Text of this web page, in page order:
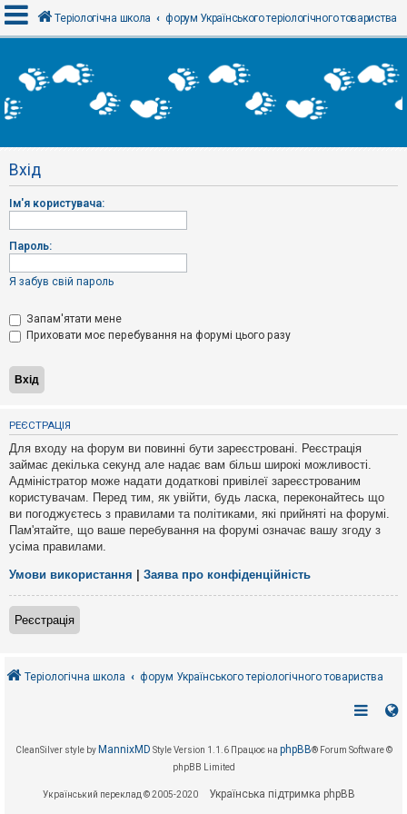
х
і
Р
є
т
р
а
і
Т
м
и
б
з
в
і
д
п
о
в
і
д
е
й
А
к
т
и
і
Теріологічна школа форум Українського теріологічного товариства
Вхід
Ім'я користувача:
Пароль:
Я забув свій пароль
Запам'ятати мене
Приховати моє перебування на форумі цього разу
РЕЄСТРАЦІЯ
Для входу на форум ви повинні бути зареєстровані. Реєстрація
займає декілька секунд але надає вам більш широкі можливості.
Адміністратор може надати додаткові привілеї зареєстрованим
користувачам. Перед тим, як увійти, будь ласка, переконайтесь що
ви погоджуєтесь з правилами та політиками, які прийняті на форумі.
Пам'ятайте, що ваше перебування на форумі означає вашу згоду з
усіма правилами.
Умови використання Заява про конфіденційність
Реєстрація
Теріологічна школа форум Українського теріологічного товариства
CleanSilver style by MannixMD Style Version 1.1.6 Працює на phpBB® Forum Software ©
phpBB Limited
Український переклад © 2005-2020 Українська підтримка phpBB